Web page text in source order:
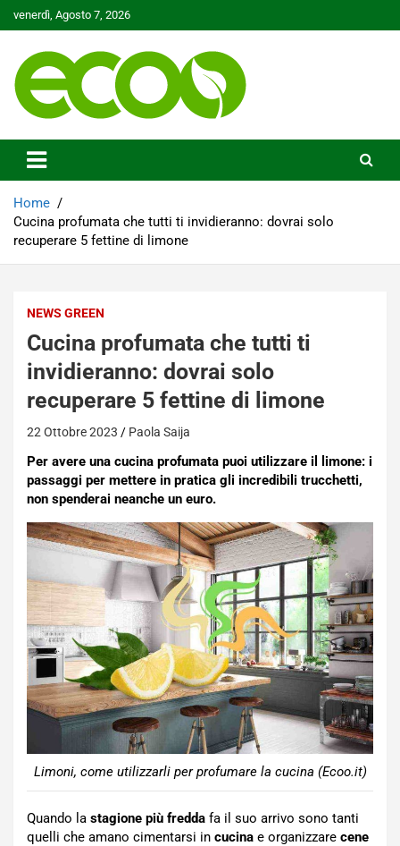
to
venerdì, Agosto 7, 2026
Ecoo.it
Home
Cucina profumata che tutti ti invidieranno: dovrai solo
recuperare 5 fettine di limone
NEWS GREEN
Cucina profumata che tutti ti
invidieranno: dovrai solo
recuperare 5 fettine di limone
22 Ottobre 2023 Paola Saija
Per avere una cucina profumata puoi utilizzare il limone: i
passaggi per mettere in pratica gli incredibili trucchetti,
non spenderai neanche un euro.
Limoni, come utilizzarli per profumare la cucina (Ecoo.it)
Quando la stagione più fredda fa il suo arrivo sono tanti
quelli che amano cimentarsi in cucina e organizzare cene